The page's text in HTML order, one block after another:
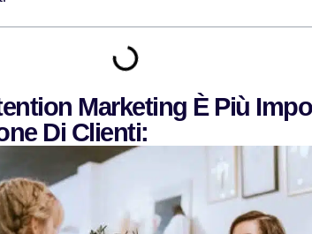
Marketing È Più
Di Clienti: